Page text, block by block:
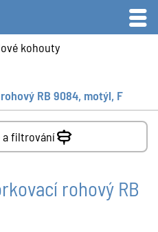
kohouty
RB 9084, motýl, F
a filtrování
rohový RB